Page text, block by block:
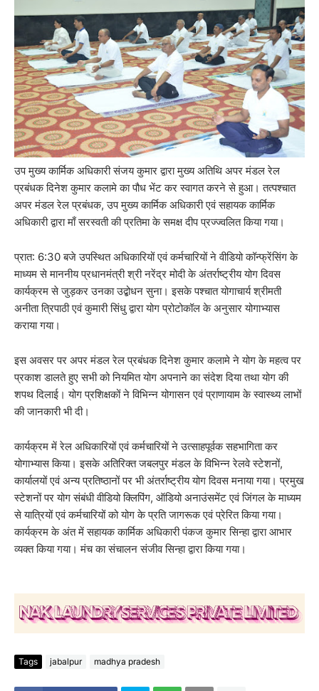
उप मुख्य कार्मिक अधिकारी संजय कुमार द्वारा मुख्य अतिथि अपर मंडल रेल
प्रबंधक दिनेश कुमार कलामे का पौध भेंट कर स्वागत करने से हुआ। तत्पश्चात
अपर मंडल रेल प्रबंधक, उप मुख्य कार्मिक अधिकारी एवं सहायक कार्मिक
अधिकारी द्वारा माँ सरस्वती की प्रतिमा के समक्ष दीप प्रज्ज्वलित किया गया।
प्रात: 6:30 बजे उपस्थित अधिकारियों एवं कर्मचारियों ने वीडियो कॉन्फ्रेंसिंग के
माध्यम से माननीय प्रधानमंत्री श्री नरेंद्र मोदी के अंतर्राष्ट्रीय योग दिवस
कार्यक्रम से जुड़कर उनका उद्बोधन सुना। इसके पश्चात योगाचार्य श्रीमती
अनीता त्रिपाठी एवं कुमारी सिंधु द्वारा योग प्रोटोकॉल के अनुसार योगाभ्यास
कराया गया।
इस अवसर पर अपर मंडल रेल प्रबंधक दिनेश कुमार कलामे ने योग के महत्व पर
प्रकाश डालते हुए सभी को नियमित योग अपनाने का संदेश दिया तथा योग की
शपथ दिलाई। योग प्रशिक्षकों ने विभिन्न योगासन एवं प्राणायाम के स्वास्थ्य लाभों
की जानकारी भी दी।
कार्यक्रम में रेल अधिकारियों एवं कर्मचारियों ने उत्साहपूर्वक सहभागिता कर
योगाभ्यास किया। इसके अतिरिक्त जबलपुर मंडल के विभिन्न रेलवे स्टेशनों,
कार्यालयों एवं अन्य प्रतिष्ठानों पर भी अंतर्राष्ट्रीय योग दिवस मनाया गया। प्रमुख
स्टेशनों पर योग संबंधी वीडियो क्लिपिंग, ऑडियो अनाउंसमेंट एवं जिंगल के माध्यम
से यात्रियों एवं कर्मचारियों को योग के प्रति जागरूक एवं प्रेरित किया गया।
कार्यक्रम के अंत में सहायक कार्मिक अधिकारी पंकज कुमार सिन्हा द्वारा आभार
व्यक्त किया गया। मंच का संचालन संजीव सिन्हा द्वारा किया गया।
Tags jabalpur madhya pradesh